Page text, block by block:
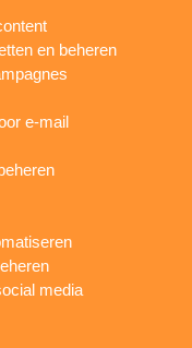
en beheren
e-mail
media